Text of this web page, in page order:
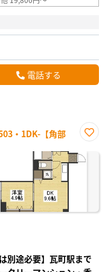
電話する
・1DK-【角部
に入
り登
別途必要】瓦町駅まで